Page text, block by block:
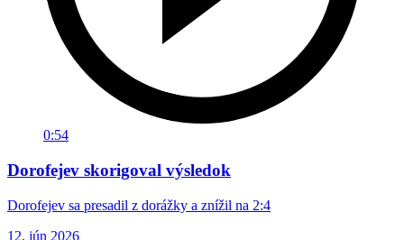
0:54
Dorofejev skorigoval výsledok
Dorofejev sa presadil z dorážky a znížil na 2:4
12. jún 2026